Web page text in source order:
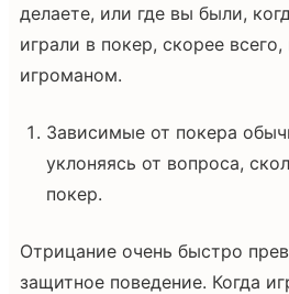
делаете, или где вы были,
играли в покер, скорее
игроманом.
Зависимые от покера
уклоняясь от вопроса,
покер.
Отрицание очень быстро
защитное поведение. Когда